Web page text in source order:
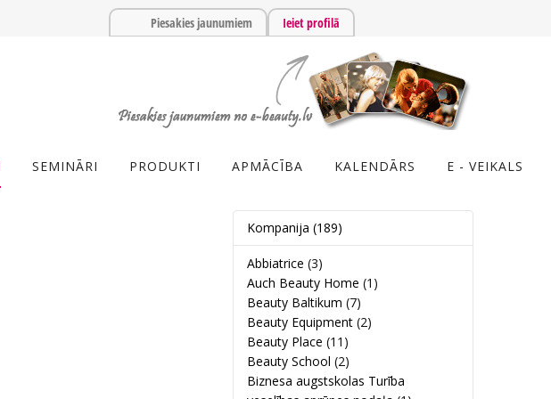
Piesakies jaunumiem Ieiet profilā
SEMINĀRI PRODUKTI APMĀCĪBA KALENDĀRS E - VEIKALS
Kompanija (189)
Abbiatrice (3)
Auch Beauty Home (1)
Beauty Baltikum (7)
Beauty Equipment (2)
Beauty Place (11)
Beauty School (2)
Biznesa augstskolas Turība